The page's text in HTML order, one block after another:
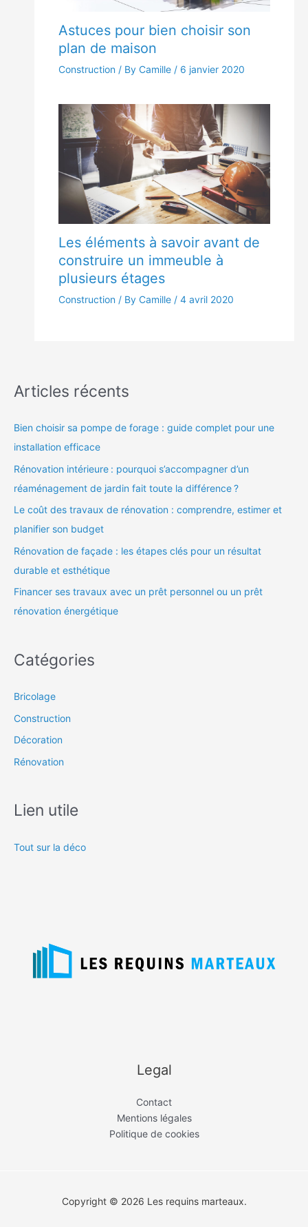
Astuces pour bien choisir son
plan de maison
Construction / By Camille / 6 janvier 2020
Les éléments à savoir avant de
construire un immeuble à
plusieurs étages
Construction / By Camille / 4 avril 2020
Articles récents
Bien choisir sa pompe de forage : guide complet pour une
installation efficace
Rénovation intérieure : pourquoi s’accompagner d’un
réaménagement de jardin fait toute la différence ?
Le coût des travaux de rénovation : comprendre, estimer et
planifier son budget
Rénovation de façade : les étapes clés pour un résultat
durable et esthétique
Financer ses travaux avec un prêt personnel ou un prêt
rénovation énergétique
Catégories
Bricolage
Construction
Décoration
Rénovation
Lien utile
Tout sur la déco
Legal
Contact
Mentions légales
Politique de cookies
Copyright © 2026 Les requins marteaux.